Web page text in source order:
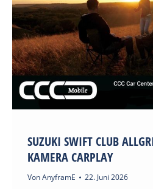
SUZUKI SWIFT CLUB
KAMERA CARPLAY
VonAnyframE 22. Juni 2026